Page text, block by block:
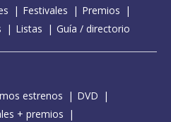
Festivales
Premios
Listas Guía / directorio
estrenos
DVD
+ premios